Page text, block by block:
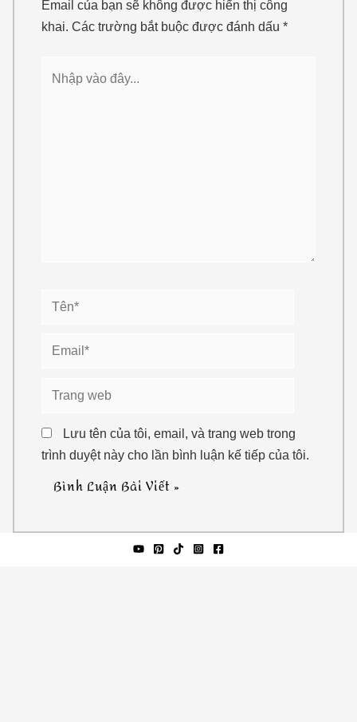
Email của bạn sẽ không được hiển thị công
khai. Các trường bắt buộc được đánh dấu*
Tên*
Email*
Trang
Lưu tên của tôi, email, và trang web trong
trình duyệt này cho lần bình luận kế tiếp của tôi.